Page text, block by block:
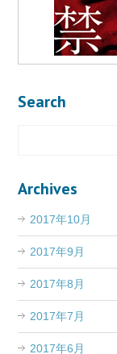
Search
Archives
2017年10月
2017年9月
2017年8月
2017年7月
2017年6月